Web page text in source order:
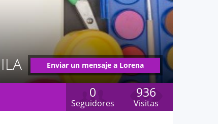
Enviar un mensaje a Lorena
Soledad Hernández Águila
936
Visitas
0
Seguidores